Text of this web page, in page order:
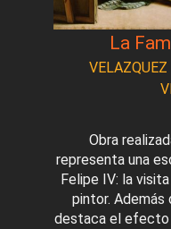
La
VELAZQUEZ
Obra
representa una
Felipe IV: la
pintor.
destaca el efecto